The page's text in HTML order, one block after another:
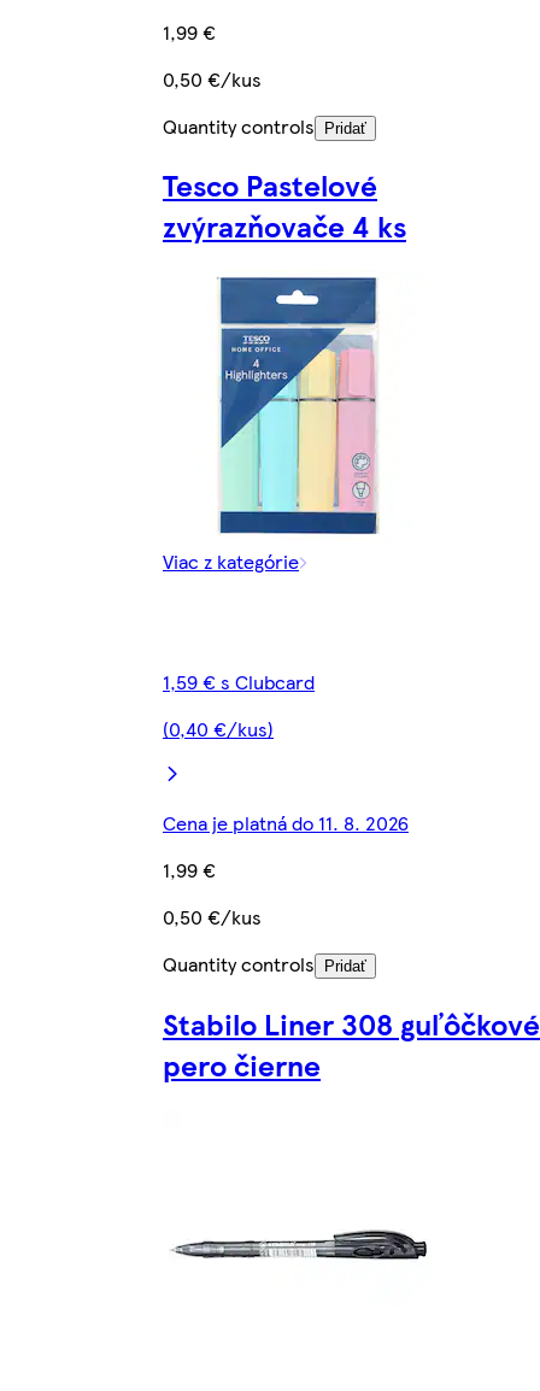
1,99 €
0,50 €/kus
Quantity controls
Pridať
Tesco Pastelové
zvýrazňovače 4 ks
Viac z kategórie
1,59 € s Clubcard
(0,40 €/kus)
Cena je platná do 11. 8. 2026
1,99 €
0,50 €/kus
Quantity controls
Pridať
Stabilo Liner 308 guľôčkové
pero čierne